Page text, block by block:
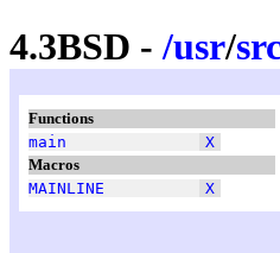
4.3BSD -/usr/
Functions
main
X
Macros
MAINLINE
X